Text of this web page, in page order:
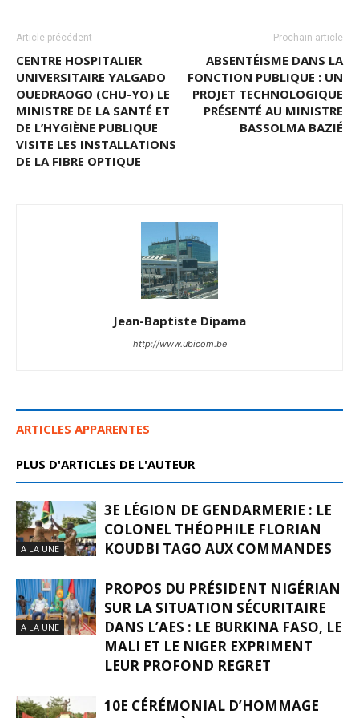
Article précédent
CENTRE HOSPITALIER
UNIVERSITAIRE YALGADO
OUEDRAOGO (CHU-YO) LE
MINISTRE DE LA SANTÉ ET
DE L’HYGIÈNE PUBLIQUE
VISITE LES INSTALLATIONS
DE LA FIBRE OPTIQUE
Prochain article
ABSENTÉISME DANS LA
FONCTION PUBLIQUE : UN
PROJET TECHNOLOGIQUE
PRÉSENTÉ AU MINISTRE
BASSOLMA BAZIÉ
Jean-Baptiste Dipama
http://www.ubicom.be
ARTICLES APPARENTES
PLUS D'ARTICLES DE L'AUTEUR
A LA UNE
3E LÉGION DE GENDARMERIE : LE
COLONEL THÉOPHILE FLORIAN
KOUDBI TAGO AUX COMMANDES
A LA UNE
PROPOS DU PRÉSIDENT NIGÉRIAN
SUR LA SITUATION SÉCURITAIRE
DANS L’AES : LE BURKINA FASO, LE
MALI ET LE NIGER EXPRIMENT
LEUR PROFOND REGRET
10E CÉRÉMONIAL D’HOMMAGE